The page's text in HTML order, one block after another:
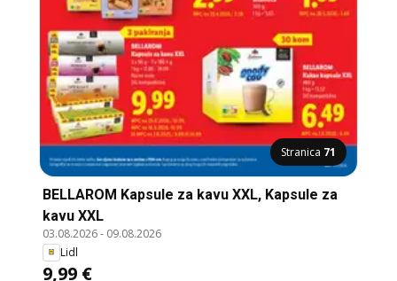
Stranica 71
BELLAROM Kapsule za kavu XXL, Kapsule za
kavu XXL
03.08.2026- 09.08.2026
Lidl
9,99 €